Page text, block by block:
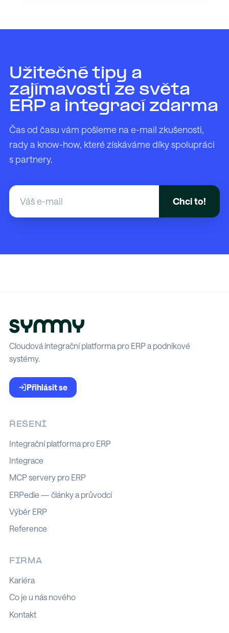
Užitečné tipy a
zajímavosti ze světa
ERP a integrací zdarma
Čas od času vám pošleme na e-mail zkušenosti,
rady a know-how, které získáváme díky spolupráci
s partnery.
Cloudová integrační platforma pro ERP a podnikové
systémy.
Přihlásit se
ŘEŠENÍ
Integrační platforma pro ERP
Integrace
MCP servery pro ERP
ERPedie — články a průvodci
Výběr ERP
Reference
FIRMA
Kariéra
Co je u nás nového
Kontakt